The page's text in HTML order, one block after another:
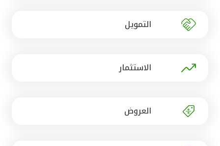
مصر
التمويل
الاستثمار
العروض